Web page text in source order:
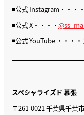
◾️公式 Instagram・・・・
◾️公式 X・・・・
◾️公式 YouTube ・・・・
スペシャライズド 幕張
〒261-0021 千葉県千葉